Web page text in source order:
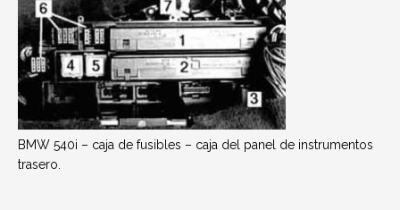
BMW 540i – caja de fusibles – caja del panel de instrumentos
trasero.